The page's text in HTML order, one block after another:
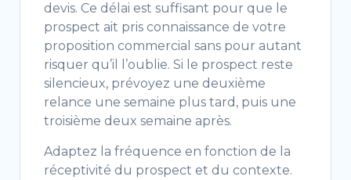
devis. Ce délai est suffisant pour que le
prospect ait pris connaissance de votre
proposition commercial sans pour autant
risquer qu’il l’oublie. Si le prospect reste
silencieux, prévoyez une deuxième
relance une semaine plus tard, puis une
troisième deux semaine après.
Adaptez la fréquence en fonction de la
réceptivité du prospect et du contexte.